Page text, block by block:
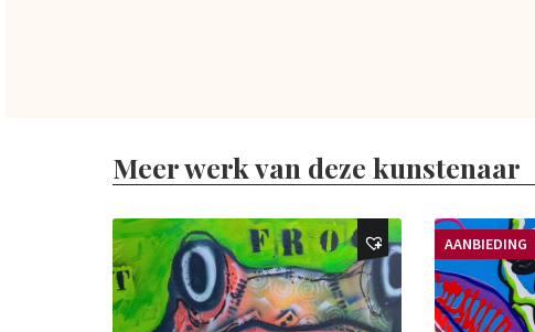
Meer werk van deze kunstenaar
AANBIEDING